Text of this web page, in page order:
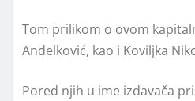
Tom prilikom o ovom
Anđelković, kao i Koviljka
Pored njih u ime izdavača